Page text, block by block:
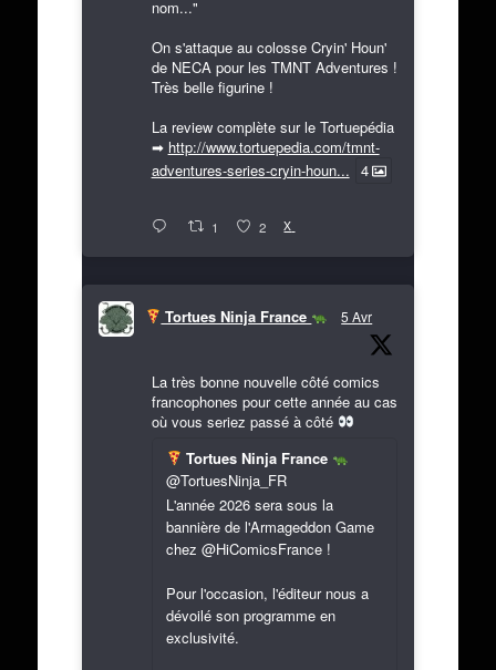
nom..."
On s'attaque au colosse Cryin' Houn'
de NECA pour les TMNT Adventures !
Très belle figurine !
La review complète sur le Tortuepédia
➡ http://www.tortuepedia.com/tmnt-
adventures-series-cryin-houn... 4
1 2 X
Tortues Ninja France 5 Avr
La très bonne nouvelle côté comics
francophones pour cette année au cas
où vous seriez passé à côté
Tortues Ninja France
@TortuesNinja_FR
L'année 2026 sera sous la
bannière de l'Armageddon Game
chez @HiComicsFrance !
Pour l'occasion, l'éditeur nous a
dévoilé son programme en
exclusivité.